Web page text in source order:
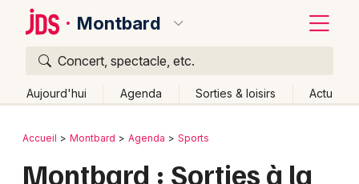
Montbard
Concert, spectacle, etc.
Aujourd'hui Agenda Sorties & loisirs Actu
Publier un événement
Bordeaux
Retour
Accueil Montbard Agenda Sports
Montbard : Sorties à la
Quoi ?
Où ?
Partout
Près de moi Changer de lieu